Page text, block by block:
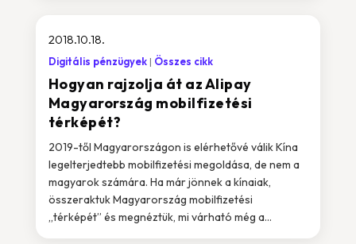
Hogyan rajzolja át az Alipay
Magyarország mobilfizetési
térképét?
2018.10.18.
Digitális pénzügyek Összes cikk
2019-től Magyarországon is elérhetővé válik Kína
legelterjedtebb mobilfizetési megoldása, de nem a
magyarok számára. Ha már jönnek a kínaiak,
összeraktuk Magyarország mobilfizetési
„térképét” és megnéztük, mi várható még a...